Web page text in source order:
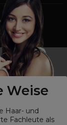
Weise
Haar- und
Fachleute als